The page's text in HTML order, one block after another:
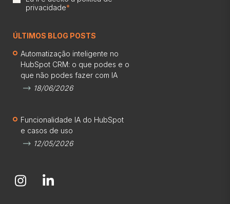
privacidade*
ÚLTIMOS BLOG POSTS
Automatização inteligente no
HubSpot CRM: o que podes e o
que não podes fazer com IA
18/06/2026
Funcionalidade IA do HubSpot
e casos de uso
12/05/2026